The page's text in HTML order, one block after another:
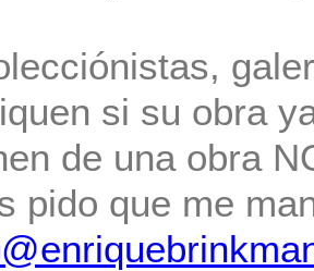
si su obra
de una obra
pido que me